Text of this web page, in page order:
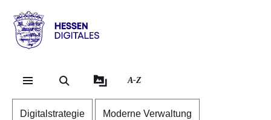
Hessen
Digitales
A-Z
Digitalstrategie Moderne Verwaltung